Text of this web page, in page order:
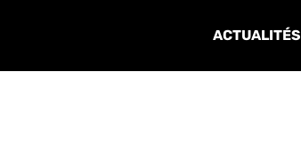
ACTUALITÉS